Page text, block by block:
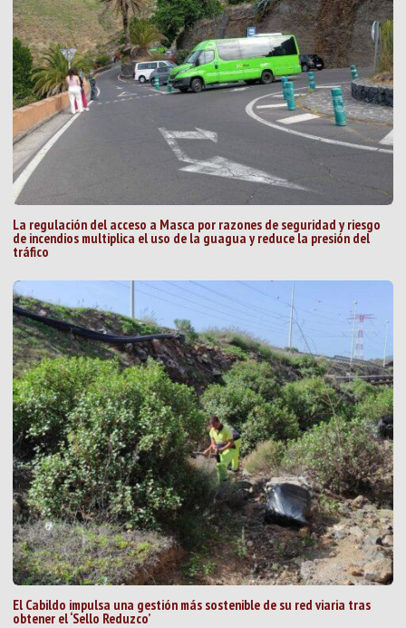
La regulación del acceso a Masca por razones de seguridad y riesgo
de incendios multiplica el uso de la guagua y reduce la presión del
tráfico
El Cabildo impulsa una gestión más sostenible de su red viaria tras
obtener el ‘Sello Reduzco’